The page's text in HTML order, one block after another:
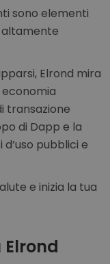
sono elementi
altamente
Elrond mira
transazione
di Dapp e la
pubblici e
e inizia la tua